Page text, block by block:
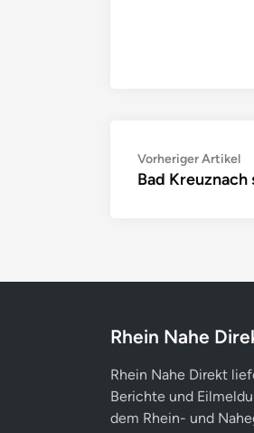
Vorheriger Artikel
Bad
Rhein Nahe
Rhein Nahe Direkt
Berichte und
dem Rhein- und